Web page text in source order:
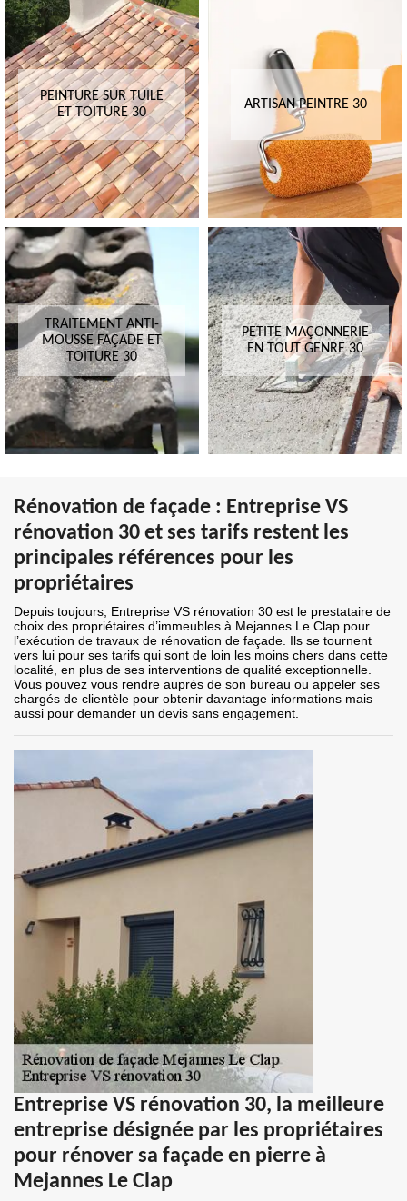
PEINTURE SUR TUILE
ET TOITURE 30
ARTISAN PEINTRE 30
TRAITEMENT ANTI-
MOUSSE FAÇADE ET
TOITURE 30
PETITE MAÇONNERIE
EN TOUT GENRE 30
Rénovation de façade : Entreprise VS
rénovation 30 et ses tarifs restent les
principales références pour les
propriétaires
Depuis toujours, Entreprise VS rénovation 30 est le prestataire de
choix des propriétaires d’immeubles à Mejannes Le Clap pour
l’exécution de travaux de rénovation de façade. Ils se tournent
vers lui pour ses tarifs qui sont de loin les moins chers dans cette
localité, en plus de ses interventions de qualité exceptionnelle.
Vous pouvez vous rendre auprès de son bureau ou appeler ses
chargés de clientèle pour obtenir davantage informations mais
aussi pour demander un devis sans engagement.
Entreprise VS rénovation 30, la meilleure
entreprise désignée par les propriétaires
pour rénover sa façade en pierre à
Mejannes Le Clap